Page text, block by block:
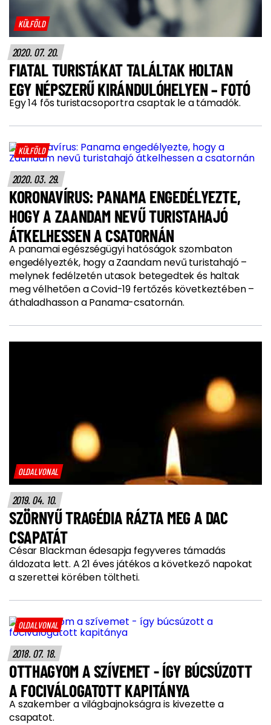
KÜLFÖLD
2020. 07. 20.
FIATAL TURISTÁKAT TALÁLTAK HOLTAN
EGY NÉPSZERŰ KIRÁNDULÓHELYEN – FOTÓ
Egy 14 fős turistacsoportra csaptak le a támadók.
KÜLFÖLD
2020. 03. 29.
KORONAVÍRUS: PANAMA ENGEDÉLYEZTE,
HOGY A ZAANDAM NEVŰ TURISTAHAJÓ
ÁTKELHESSEN A CSATORNÁN
A panamai egészségügyi hatóságok szombaton
engedélyezték, hogy a Zaandam nevű turistahajó –
melynek fedélzetén utasok betegedtek és haltak
meg vélhetően a Covid-19 fertőzés következtében –
áthaladhasson a Panama-csatornán.
OLDALVONAL
2019. 04. 10.
SZÖRNYŰ TRAGÉDIA RÁZTA MEG A DAC
CSAPATÁT
César Blackman édesapja fegyveres támadás
áldozata lett. A 21 éves játékos a következő napokat
a szerettei körében töltheti.
OLDALVONAL
2018. 07. 18.
OTTHAGYOM A SZÍVEMET - ÍGY BÚCSÚZOTT
A FOCIVÁLOGATOTT KAPITÁNYA
A szakember a világbajnokságra is kivezette a
csapatot.